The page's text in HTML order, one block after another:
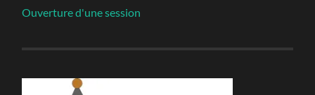
Ouverture d'une session